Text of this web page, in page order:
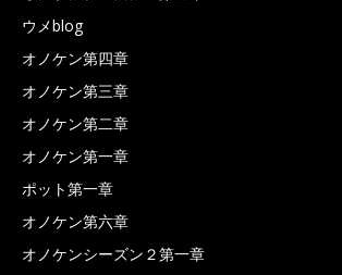
ウメblog
オノケン第四章
オノケン第三章
オノケン第二章
オノケン第一章
ポット第一章
オノケン第六章
オノケンシーズン２第一章